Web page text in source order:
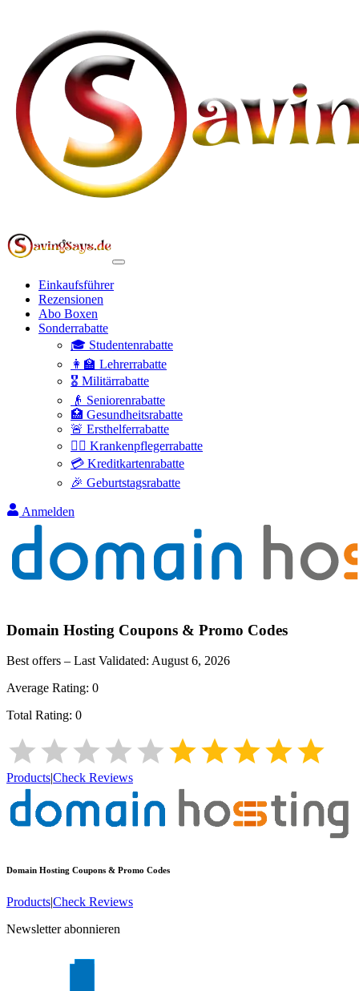
Einkaufsführer
Rezensionen
Abo Boxen
Sonderrabatte
🎓 Studentenrabatte
👩‍🏫 Lehrerrabatte
🎖️ Militärrabatte
👴 Seniorenrabatte
🏥 Gesundheitsrabatte
🚨 Ersthelferrabatte
👩‍⚕️ Krankenpflegerrabatte
💳 Kreditkartenrabatte
🎉 Geburtstagsrabatte
Anmelden
Domain Hosting Coupons & Promo Codes
Best offers – Last Validated: August 6, 2026
Average Rating: 0
Total Rating: 0
Products|Check Reviews
Domain Hosting Coupons & Promo Codes
Products|Check Reviews
Newsletter abonnieren